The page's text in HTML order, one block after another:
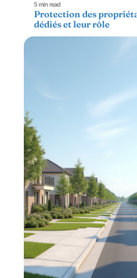
5 min read
Protection des
dédiés et leur rôle